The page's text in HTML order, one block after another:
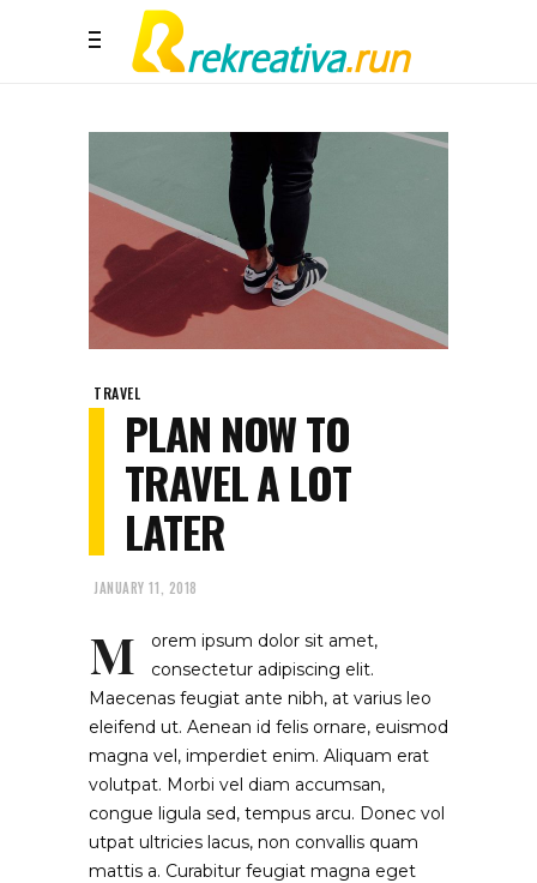
TRAVEL
PLAN NOW TO
TRAVEL A LOT
LATER
JANUARY 11, 2018
M
orem ipsum dolor sit amet,
consectetur adipiscing elit.
Maecenas feugiat ante nibh, at varius leo
eleifend ut. Aenean id felis ornare, euismod
magna vel, imperdiet enim. Aliquam erat
volutpat. Morbi vel diam accumsan,
congue ligula sed, tempus arcu. Donec vol
utpat ultricies lacus, non convallis quam
mattis a. Curabitur feugiat magna eget